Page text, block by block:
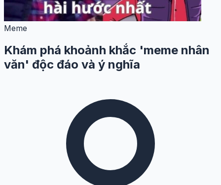
Meme
Khám phá khoảnh khắc 'meme nhân
văn' độc đáo và ý nghĩa